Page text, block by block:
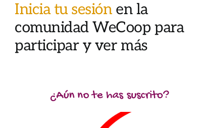
Inicia tu sesiónen la
comunidad WeCoop para
participar y ver más
¿Aún no te has suscrito?